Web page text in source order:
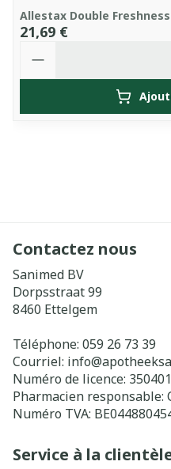
Allestax Double
21,69 €
Contactez nous
Sanimed BV
Dorpsstraat 99
8460 Ettelgem
Téléphone: 059 26 73 39
Courriel: info@
Numéro de licence: 350401
Pharmacien responsable:
Numéro TVA:
Service à la